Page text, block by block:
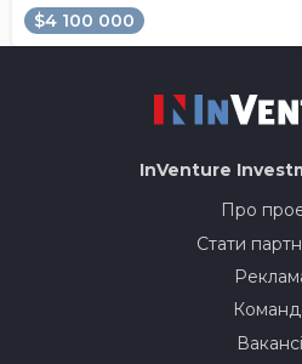
$4 100 000
InVenture
Про
Стати